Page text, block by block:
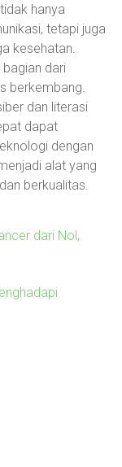
hanya
tetapi juga
kesehatan.
dari
berkembang.
dan literasi
dapat
dengan
alat yang
berkualitas.
dari Nol,